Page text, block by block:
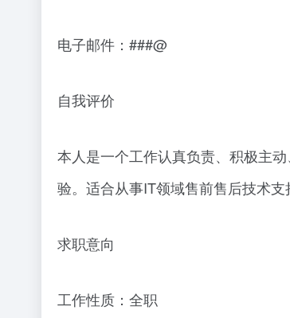
电子邮件：###@
自我评价
本人是一个工作认真负责、积极主
验。适合从事IT领域售前售后技术支
求职意向
工作性质：全职